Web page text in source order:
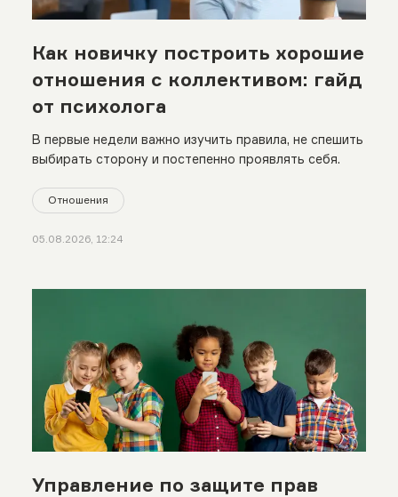
Как новичку построить хорошие
отношения с коллективом: гайд
от психолога
В первые недели важно изучить правила, не спешить
выбирать сторону и постепенно проявлять себя.
Отношения
05.08.2026, 12:24
Управление по защите прав